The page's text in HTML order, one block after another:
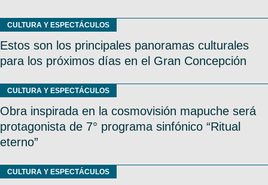
CULTURA Y ESPECTÁCULOS
Estos son los principales panoramas culturales
para los próximos días en el Gran Concepción
CULTURA Y ESPECTÁCULOS
Obra inspirada en la cosmovisión mapuche será
protagonista de 7° programa sinfónico “Ritual
eterno”
CULTURA Y ESPECTÁCULOS